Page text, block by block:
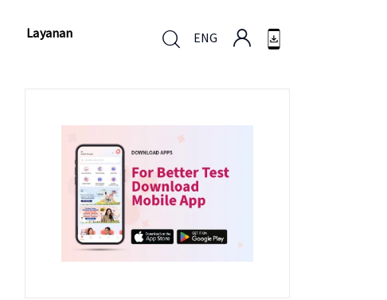
Layanan ENG